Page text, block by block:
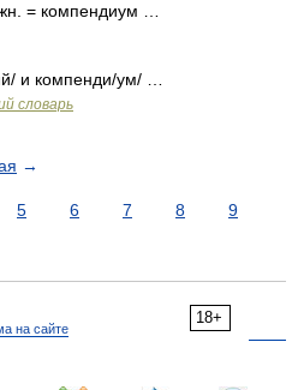
= компендиум …
и компенди/ум/ …
словарь
→
5 6 7 8
9
18+
на сайте